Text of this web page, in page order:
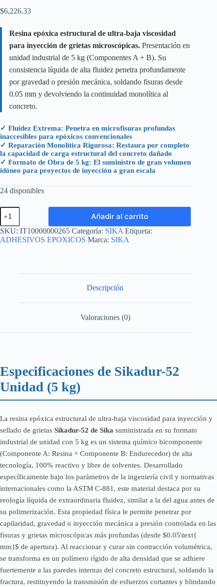
$6,226.33
Resina epóxica estructural de ultra-baja viscosidad
para inyección de grietas microscópicas. Presentación en
unidad industrial de 5 kg (Componentes A + B). Su
consistencia líquida de alta fluidez penetra profundamente
por gravedad o presión mecánica, soldando fisuras desde
0.05 mm y devolviendo la continuidad monolítica al
concreto.
✓ Fluidez Extrema: Penetra en microfisuras profundas
inaccesibles para epóxicos convencionales
✓ Reparación Monolítica Rigurosa: Restaura por completo
la capacidad de carga estructural del concreto dañado
✓ Formato de Obra de 5 kg: El suministro de gran volumen
idóneo para proyectos de inyección a gran escala
24 disponibles
SIKADUR
52
UNIDAD
5
KG
Añadir al carrito
SKU: IT10000000265 Categoría: SIKA Etiqueta:
ADHESIVOS EPOXICOS Marca: SIKA
Descripción
Valoraciones (0)
Especificaciones de Sikadur-52
Unidad (5 kg)
La resina epóxica estructural de ultra-baja viscosidad para inyección y
sellado de grietas Sikadur-52 de Sika suministrada en su formato
industrial de unidad con 5 kg es un sistema químico bicomponente
(Componente A: Resina + Componente B: Endurecedor) de alta
tecnología, 100% reactivo y libre de solventes. Desarrollado
específicamente bajo los parámetros de la ingeniería civil y normativas
internacionales como la ASTM C-881, este material destaca por su
reología líquida de extraordinaria fluidez, similar a la del agua antes de
su polimerización. Esta propiedad física le permite penetrar por
capilaridad, gravedad o inyección mecánica a presión controlada en las
fisuras y grietas microscópicas más profundas (desde $0.05\text{
mm}$ de apertura). Al reaccionar y curar sin contracción volumétrica,
se transforma en un polímero rígido de alta densidad que se adhiere
fuertemente a las paredes internas del concreto estructural, soldando la
fractura, restituyendo la transmisión de esfuerzos cortantes y blindando